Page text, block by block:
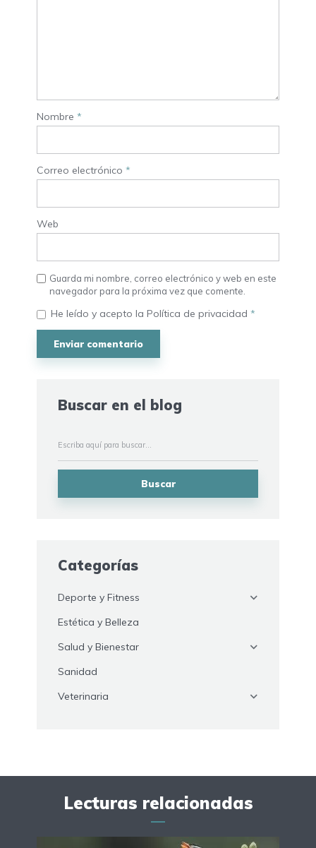
Nombre *
Correo electrónico *
Web
Guarda mi nombre, correo electrónico y web en este
navegador para la próxima vez que comente.
He leído y acepto la Política de privacidad *
Buscar en el blog
Buscar
Categorías
Deporte y Fitness
Estética y Belleza
Salud y Bienestar
Sanidad
Veterinaria
Lecturas relacionadas